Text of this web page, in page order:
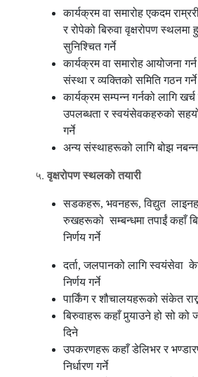
कार्यक्रम वा समारोह एकदम
र रोपेको बिरुवा वृक्षरोपण स्थलमा
सुनिश्चित गर्ने
कार्यक्रम वा समारोह आयोजना
संस्था र व्यक्तिको समिति गठन गर्ने
कार्यक्रम सम्पन्न गर्नको लागि
उपलब्धता र स्वयंसेवकहरुको
गर्ने
अन्य संस्थाहरूको लागि बोझ नबन्न
५.वृक्षरोपण स्थलको तयारी
सडकहरू, भवनहरू, विद्युत
रुखहरूको सम्बन्धमा तपाईं कहाँ
निर्णय गर्ने
दर्ता, जलपानको लागि स्वयंसेवा
निर्णय गर्ने
पार्किंग र शौचालयहरूको संकेत
बिरुवाहरू कहाँ पुर्‍याउने हो सो को
दिने
उपकरणहरू कहाँ डेलिभर र
निर्धारण गर्ने